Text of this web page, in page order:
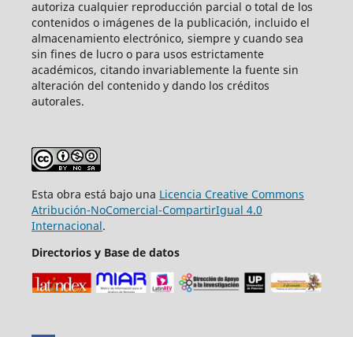
autoriza cualquier reproducción parcial o total de los
contenidos o imágenes de la publicación, incluido el
almacenamiento electrónico, siempre y cuando sea
sin fines de lucro o para usos estrictamente
académicos, citando invariablemente la fuente sin
alteración del contenido y dando los créditos
autorales.
Esta obra está bajo una Licencia Creative Commons
Atribución-NoComercial-CompartirIgual 4.0
Internacional.
Directorios y Base de datos